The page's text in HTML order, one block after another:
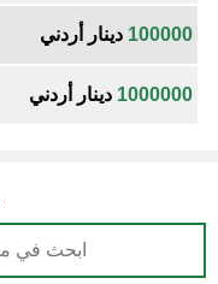
100000 دينار أردني
1000000 دينار أردني